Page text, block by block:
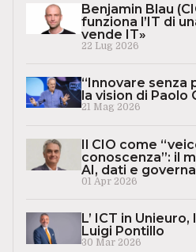
Benjamin Blau
funziona l’IT di
vende IT»
22 Lug 2026
“Innovare senza
la vision di Paolo
21 Mag 2026
Il CIO come
conoscenza”: il
AI, dati e
01 Apr 2026
L’ ICT in
Luigi Pontillo
30 Mar 2026